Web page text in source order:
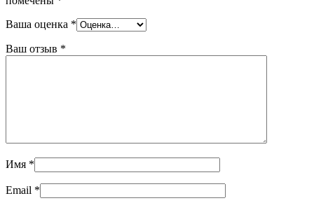
Ваша оценка *
Ваш отзыв *
Имя *
Email *